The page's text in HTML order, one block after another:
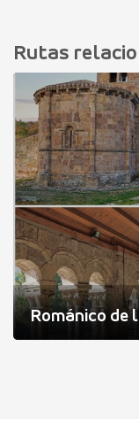
Rutas
Románico de